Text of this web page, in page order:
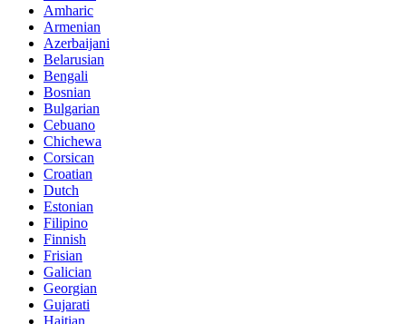
Amharic
Armenian
Azerbaijani
Belarusian
Bengali
Bosnian
Bulgarian
Cebuano
Chichewa
Corsican
Croatian
Dutch
Estonian
Filipino
Finnish
Frisian
Galician
Georgian
Gujarati